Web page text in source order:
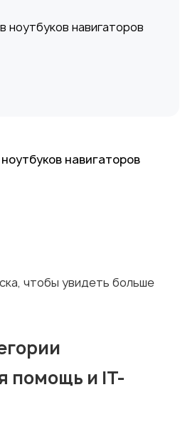
навигаторов
чтобы увидеть больше
помощь и IT-